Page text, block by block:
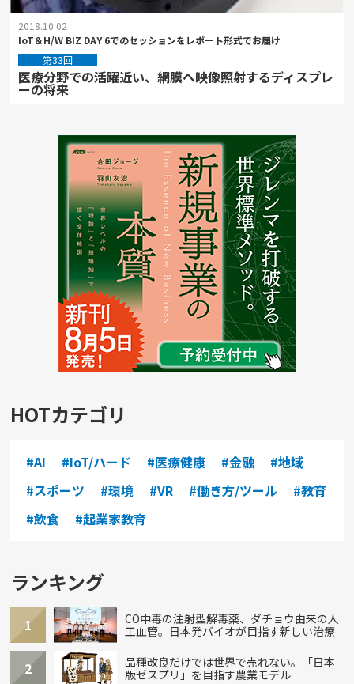
2018.10.02
IoT＆H/W BIZ DAY 6でのセッションをレポート形式でお届け
第33回
医療分野での活躍近い、網膜へ映像照射するディスプレ
ーの将来
HOTカテゴリ
#AI #IoT/ハード #医療健康 #金融
#地域
#スポーツ
#環境 #VR #働き方/ツール
#教育
#飲食
#起業家教育
ランキング
1
CO中毒の注射型解毒薬、ダチョウ由来の人
工血管。日本発バイオが目指す新しい治療
2
品種改良だけでは世界で売れない。「日本
版ゼスプリ」を目指す農業モデル